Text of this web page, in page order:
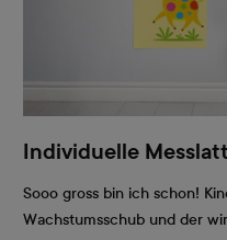
Individuelle
Sooo gross bin ich schon!
Wachstumsschub und der